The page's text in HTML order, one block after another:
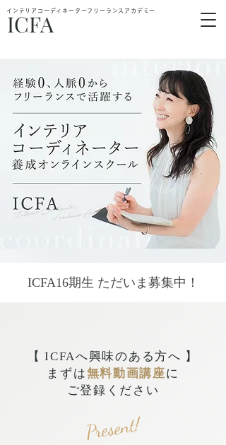
ICFA
インテリアコーディネーターフリーランスアカデミー
ICFA16期生 ただいま募集中！
Present!
【 ICFAへ興味のある方へ 】
まずは無料動画講座に
ご登録ください